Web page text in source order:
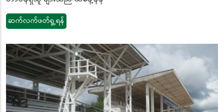
ဆက်လက်ဖတ်ရှု့ရန်